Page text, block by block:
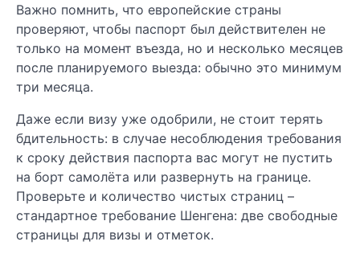
Важно помнить, что европейские страны
проверяют, чтобы паспорт был действителен не
только на момент въезда, но и несколько месяцев
после планируемого выезда: обычно это минимум
три месяца.
Даже если визу уже одобрили, не стоит терять
бдительность: в случае несоблюдения требования
к сроку действия паспорта вас могут не пустить
на борт самолёта или развернуть на границе.
Проверьте и количество чистых страниц –
стандартное требование Шенгена: две свободные
страницы для визы и отметок.